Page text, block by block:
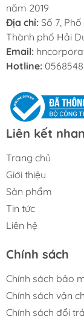
năm 2019
Địa chỉ: Số 7,
Thành phố Hải
Email:
Hotline:
Liên kết
Trang chủ
Giới thiệu
Sản phẩm
Tin tức
Liên hệ
Chính sách
Chính sách bảo
Chính sách vận
Chính sách đổi trả